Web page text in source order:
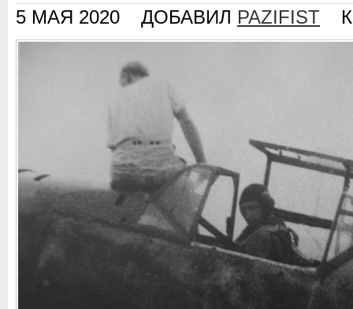
5 МАЯ 2020 ДОБАВИЛ PAZIFIST